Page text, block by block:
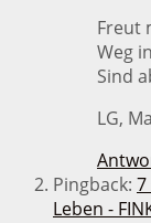
Freut
Weg
Sind
LG,
Pingback: 7
Leben -